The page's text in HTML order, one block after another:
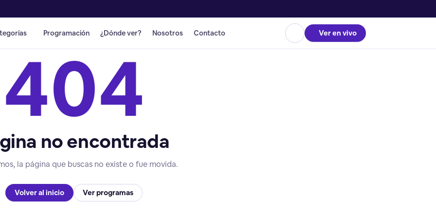
Programación ¿Dónde ver? Nosotros Contacto Ver en vivo
404
no encontrada
la página que buscas no existe o fue movida.
Volver al inicio Ver programas